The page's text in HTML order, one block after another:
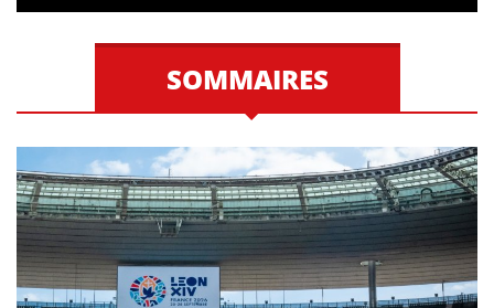
SOMMAIRES